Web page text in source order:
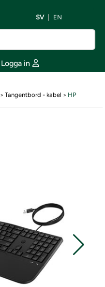
SV EN
Logga in
> Tangentbord - kabel > HP